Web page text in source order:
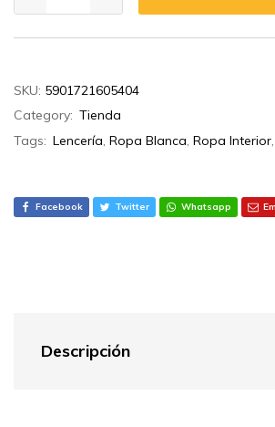
SKU: 5901721605404
Category: Tienda
Tags: Lencería, Ropa Blanca, Ropa Interior,
Facebook Twitter Whatsapp
Descripción